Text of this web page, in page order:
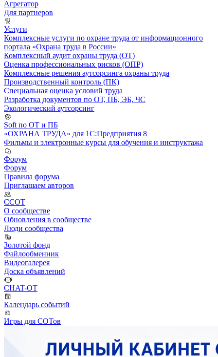
Агрегатор
Для партнеров
Услуги
Комплексные услуги по охране труда от информационного
портала «Охрана труда в России»
Комплексный аудит охраны труда (ОТ)
Оценка профессиональных рисков (ОПР)
Комплексные решения аутсорсинга охраны труда
Производственный контроль (ПК)
Специальная оценка условий труда
Разработка документов по ОТ, ПБ, ЭБ, ЧС
Экологический аутсорсинг
Soft по ОТ и ПБ
«ОХРАНА ТРУДА» для 1С:Предприятия 8
Фильмы и электронные курсы для обучения и инструктажа
Форум
Форум
Правила форума
Приглашаем авторов
ССОТ
О сообществе
Обновления в сообществе
Люди сообщества
Золотой фонд
Файлообменник
Видеогалерея
Доска объявлений
CHAT-OT
Календарь событий
Игры для СОТов